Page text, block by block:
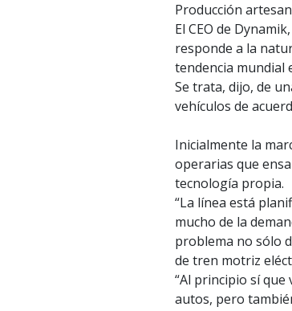
Producción
El CEO de
responde a la
tendencia mundial
Se trata, dijo, de
vehículos de
Inicialmente la
operarias que
tecnología propia.
“La línea está
mucho de la
problema no sólo
de tren motriz
“Al principio sí
autos, pero